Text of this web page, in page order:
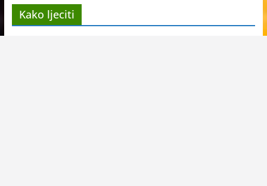
Kako ljeciti